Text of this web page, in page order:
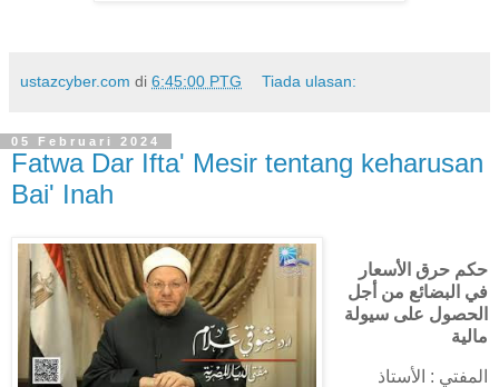
ustazcyber.com di 6:45:00 PTG Tiada ulasan:
05 Februari 2024
Fatwa Dar Ifta' Mesir tentang keharusan
Bai' Inah
حكم حرق الأسعار
في البضائع من أجل
الحصول على سيولة
مالية
المفتي : الأستاذ